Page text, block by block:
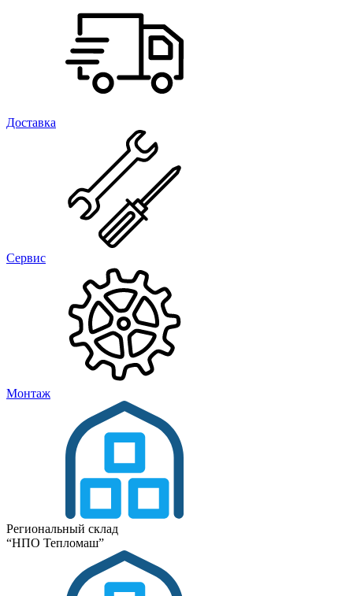
Доставка
Сервис
Монтаж
Региональный склад
“НПО Тепломаш”